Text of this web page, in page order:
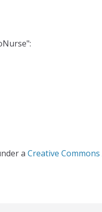
a Creative